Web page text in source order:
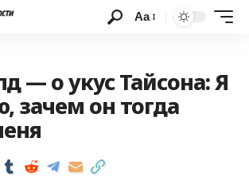
Аа
— о укус Тайсона: Я
зачем он тогда